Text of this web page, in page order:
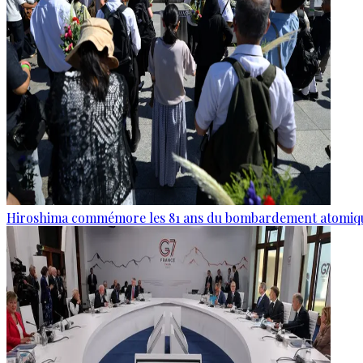
Hiroshima commémore les 81 ans du bombardement